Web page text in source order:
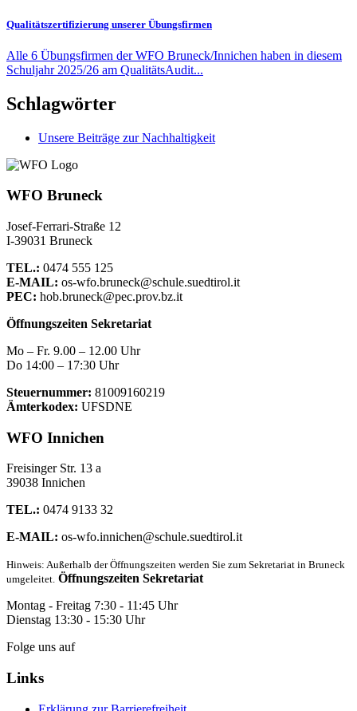
Qualitätszertifizierung unserer Übungsfirmen
Alle 6 Übungsfirmen der WFO Bruneck/Innichen haben in diesem
Schuljahr 2025/26 am QualitätsAudit...
Schlagwörter
Unsere Beiträge zur Nachhaltigkeit
WFO Bruneck
Josef-Ferrari-Straße 12
I-39031 Bruneck
TEL.: 0474 555 125
E-MAIL: os-wfo.bruneck@schule.suedtirol.it
PEC: hob.bruneck@pec.prov.bz.it
Öffnungszeiten Sekretariat
Mo – Fr. 9.00 – 12.00 Uhr
Do 14:00 – 17:30 Uhr
Steuernummer: 81009160219
Ämterkodex: UFSDNE
WFO Innichen
Freisinger Str. 13 a
39038 Innichen
TEL.: 0474 9133 32
E-MAIL: os-wfo.innichen@schule.suedtirol.it
Hinweis: Außerhalb der Öffnungszeiten werden Sie zum Sekretariat in Bruneck
umgeleitet. Öffnungszeiten Sekretariat
Montag - Freitag 7:30 - 11:45 Uhr
Dienstag 13:30 - 15:30 Uhr
Folge uns auf
Links